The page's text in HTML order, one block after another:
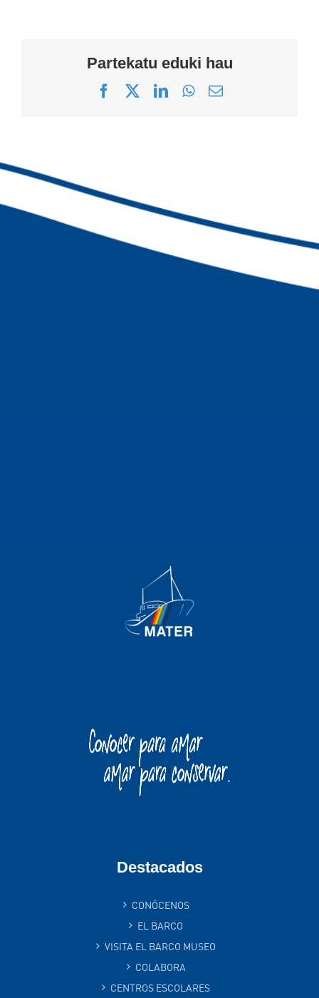
Partekatu eduki hau
Facebook
X LinkedInWhatsApp
Correo
Destacados
CONÓCENOS
EL BARCO
VISITA EL BARCO MUSEO
COLABORA
CENTROS ESCOLARES